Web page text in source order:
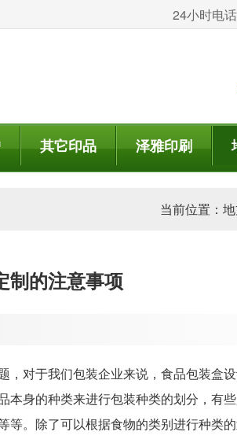
24小时电话
其它印品 泽雅印刷
当前位置：
制的注意事项
对于我们包装企业来说，食品包装盒
身的种类来进行包装种类的划分，有
。除了可以根据食物的类别进行种类